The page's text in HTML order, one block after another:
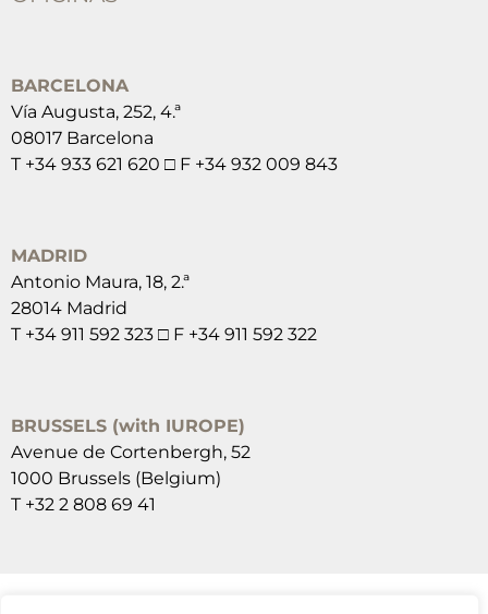
BARCELONA
Vía Augusta, 252, 4.ª
08017 Barcelona
T +34 933 621 620 □ F +34 932 009 843
MADRID
Antonio Maura, 18, 2.ª
28014 Madrid
T +34 911 592 323 □ F +34 911 592 322
BRUSSELS (with IUROPE)
Avenue de Cortenbergh, 52
1000 Brussels (Belgium)
T +32 2 808 69 41